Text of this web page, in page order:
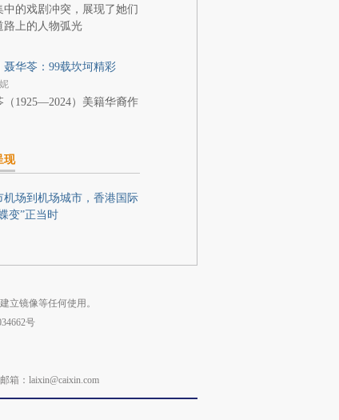
中的戏剧冲突，展现了她们
路上的人物弧光
聂华苓：99载坎坷精彩
（1925—2024）美籍华裔作
现
机场到机场城市，香港国际
变”正当时
立镜像等任何使用。
号
箱：laixin@caixin.com